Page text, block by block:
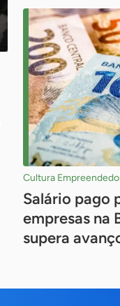
Cultura
Salário pago
empresas na
supera